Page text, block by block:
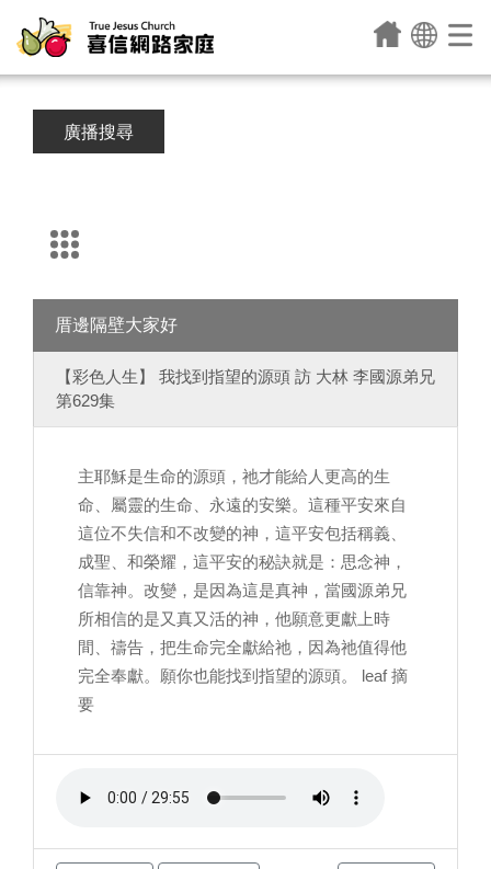
廣播搜尋
厝邊隔壁大家好
【彩色人生】 我找到指望的源頭 訪 大林 李國源弟兄
第629集
主耶穌是生命的源頭，祂才能給人更高的生
命、屬靈的生命、永遠的安樂。這種平安來自
這位不失信和不改變的神，這平安包括稱義、
成聖、和榮耀，這平安的秘訣就是：思念神，
信靠神。改變，是因為這是真神，當國源弟兄
所相信的是又真又活的神，他願意更獻上時
間、禱告，把生命完全獻給祂，因為祂值得他
完全奉獻。願你也能找到指望的源頭。 leaf 摘
要